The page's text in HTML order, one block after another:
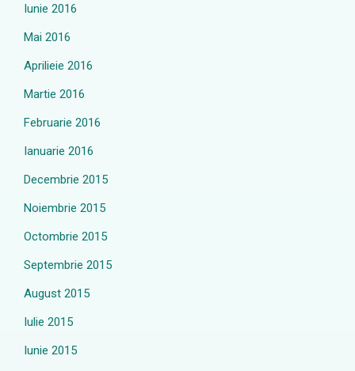
Iunie 2016
Mai 2016
Aprilieie 2016
Martie 2016
Februarie 2016
Ianuarie 2016
Decembrie 2015
Noiembrie 2015
Octombrie 2015
Septembrie 2015
August 2015
Iulie 2015
Iunie 2015